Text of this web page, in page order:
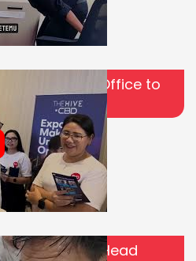
Keseruan Office to
Baru di Head